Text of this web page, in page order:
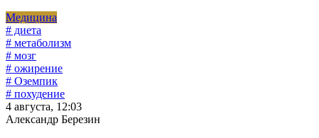
Медицина
# диета
# метаболизм
# мозг
# ожирение
# Оземпик
# похудение
4 августа, 12:03
Александр Березин